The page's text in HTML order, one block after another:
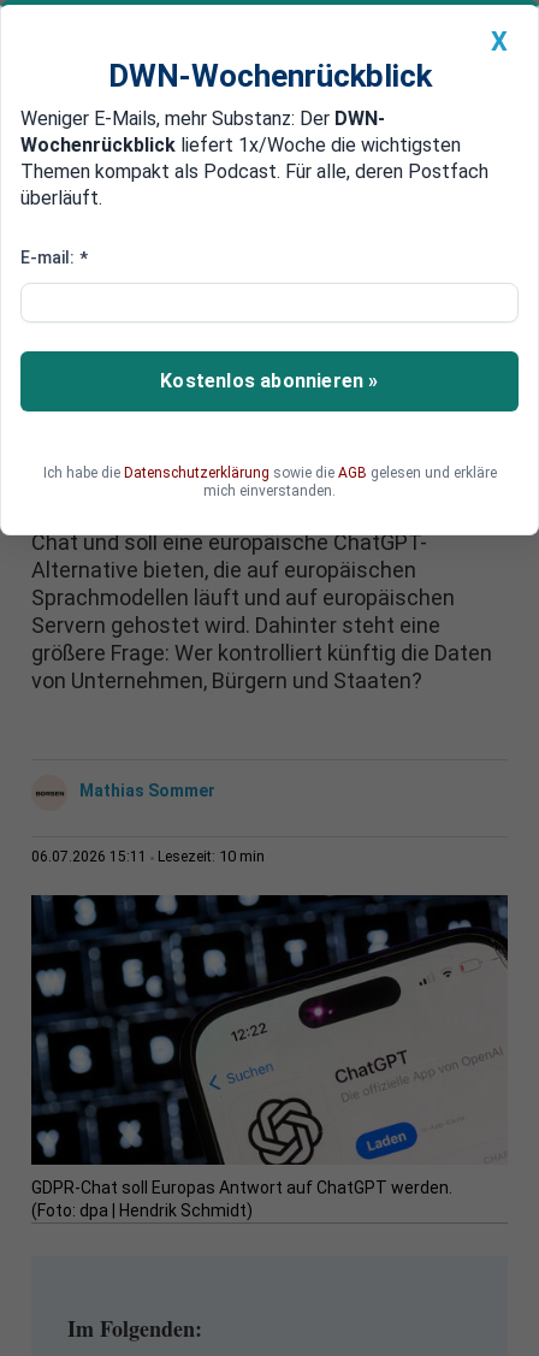
Newsticker MEIN DWN: Geldanlage Premium
Edelmetalle DWN-Magazin China
Europäische ChatGPT-
jähriger Unternehmer Big Tech
herausfordert
nicht länger auf amerikanische Tech-Giganten
Chat und soll eine europäische ChatGPT-
Alternative bieten, die auf europäischen
Sprachmodellen läuft und auf europäischen
Servern gehostet wird. Dahinter steht eine
größere Frage: Wer kontrolliert künftig die Daten
von Unternehmen, Bürgern und Staaten?
Mathias Sommer
06.07.2026 15:11 Lesezeit: 10 min
GDPR-Chat soll Europas Antwort auf ChatGPT werden.
(Foto: dpa | Hendrik Schmidt)
Im Folgenden:
X
DWN-Wochenrückblick
Weniger E-Mails, mehr Substanz: Der DWN-
Wochenrückblick liefert 1x/Woche die wichtigsten
Themen kompakt als Podcast. Für alle, deren Postfach
überläuft.
E-mail: *
Kostenlos abonnieren »
Ich habe die Datenschutzerklärung sowie die AGB gelesen und erkläre
mich einverstanden.